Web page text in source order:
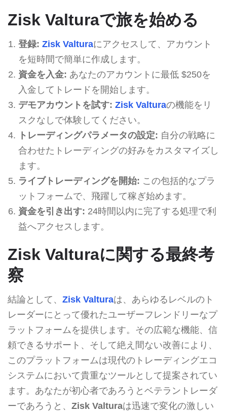
Zisk Valturaで旅を始める
登録: Zisk Valturaにアクセスして、アカウント
を短時間で簡単に作成します。
資金を入金: あなたのアカウントに最低 $250を
入金してトレードを開始します。
デモアカウントを試す: Zisk Valturaの機能をリ
スクなしで体験してください。
トレーディングパラメータの設定: 自分の戦略に
合わせたトレーディングの好みをカスタマイズし
ます。
ライブトレーディングを開始: この包括的なプラ
ットフォームで、飛躍して稼ぎ始めます。
資金を引き出す: 24時間以内に完了する処理で利
益へアクセスします。
Zisk Valturaに関する最終考
察
結論として、 Zisk Valturaは、あらゆるレベルのト
レーダーにとって優れたユーザーフレンドリーなプ
ラットフォームを提供します。その広範な機能、信
頼できるサポート、そして絶え間ない改善により、
このプラットフォームは現代のトレーディングエコ
システムにおいて貴重なツールとして提案されてい
ます。あなたが初心者であろうとベテラントレーダ
ーであろうと、 Zisk Valturaは迅速で変化の激しい